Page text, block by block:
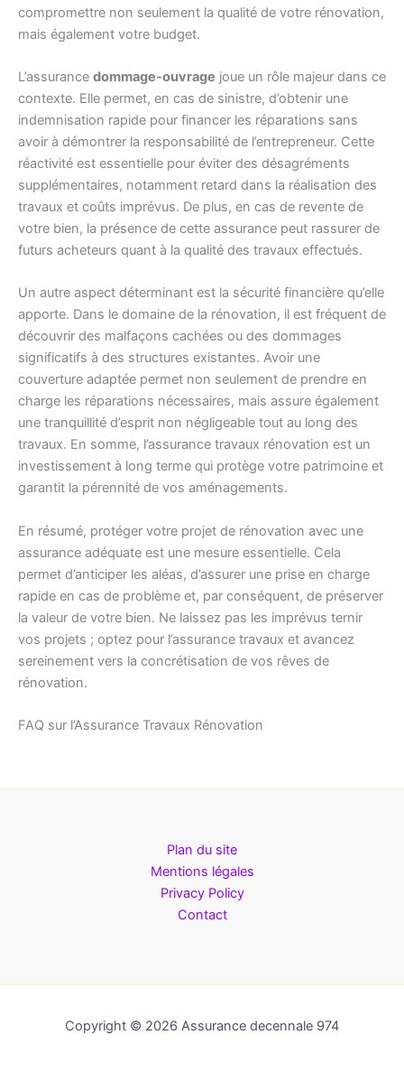
compromettre non seulement la qualité de votre rénovation,
mais également votre budget.
L’assurance dommage-ouvrage joue un rôle majeur dans ce
contexte. Elle permet, en cas de sinistre, d’obtenir une
indemnisation rapide pour financer les réparations sans
avoir à démontrer la responsabilité de l’entrepreneur. Cette
réactivité est essentielle pour éviter des désagréments
supplémentaires, notamment retard dans la réalisation des
travaux et coûts imprévus. De plus, en cas de revente de
votre bien, la présence de cette assurance peut rassurer de
futurs acheteurs quant à la qualité des travaux effectués.
Un autre aspect déterminant est la sécurité financière qu’elle
apporte. Dans le domaine de la rénovation, il est fréquent de
découvrir des malfaçons cachées ou des dommages
significatifs à des structures existantes. Avoir une
couverture adaptée permet non seulement de prendre en
charge les réparations nécessaires, mais assure également
une tranquillité d’esprit non négligeable tout au long des
travaux. En somme, l’assurance travaux rénovation est un
investissement à long terme qui protège votre patrimoine et
garantit la pérennité de vos aménagements.
En résumé, protéger votre projet de rénovation avec une
assurance adéquate est une mesure essentielle. Cela
permet d’anticiper les aléas, d’assurer une prise en charge
rapide en cas de problème et, par conséquent, de préserver
la valeur de votre bien. Ne laissez pas les imprévus ternir
vos projets ; optez pour l’assurance travaux et avancez
sereinement vers la concrétisation de vos rêves de
rénovation.
FAQ sur l’Assurance Travaux Rénovation
Plan du site
Mentions légales
Privacy Policy
Contact
Copyright © 2026 Assurance decennale 974